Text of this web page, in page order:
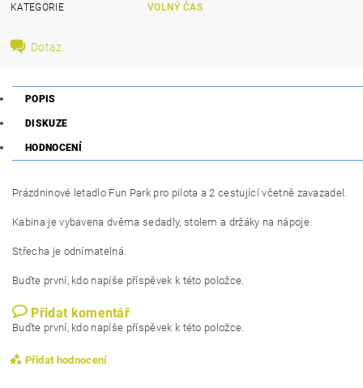
KATEGORIE
VOLNÝ ČAS
Dotaz
POPIS
DISKUZE
HODNOCENÍ
Prázdninové letadlo Fun Park pro pilota a 2 cestující včetně zavazadel.
Kabina je vybavena dvěma sedadly, stolem a držáky na nápoje.
Střecha je odnímatelná.
Buďte první, kdo napíše příspěvek k této položce.
Přidat komentář
Buďte první, kdo napíše příspěvek k této položce.
Přidat hodnocení